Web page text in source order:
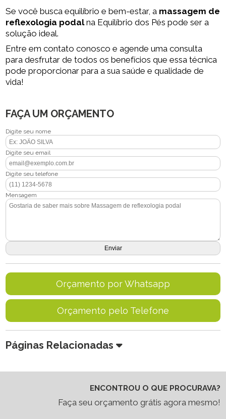
Se você busca equilíbrio e bem-estar, a massagem de
reflexologia podalna Equilíbrio dos Pés pode ser a
solução ideal.
Entre em contato conosco e agende uma consulta
para desfrutar de todos os benefícios que essa técnica
pode proporcionar para a sua saúde e qualidade de
vida!
FAÇA UM ORÇAMENTO
Digite seu nome
Digite seu email
Digite seu telefone
Mensagem
Orçamento por Whatsapp
Orçamento pelo Telefone
Páginas Relacionadas
ENCONTROU O QUE PROCURAVA?
Faça seu orçamento grátis agora mesmo!